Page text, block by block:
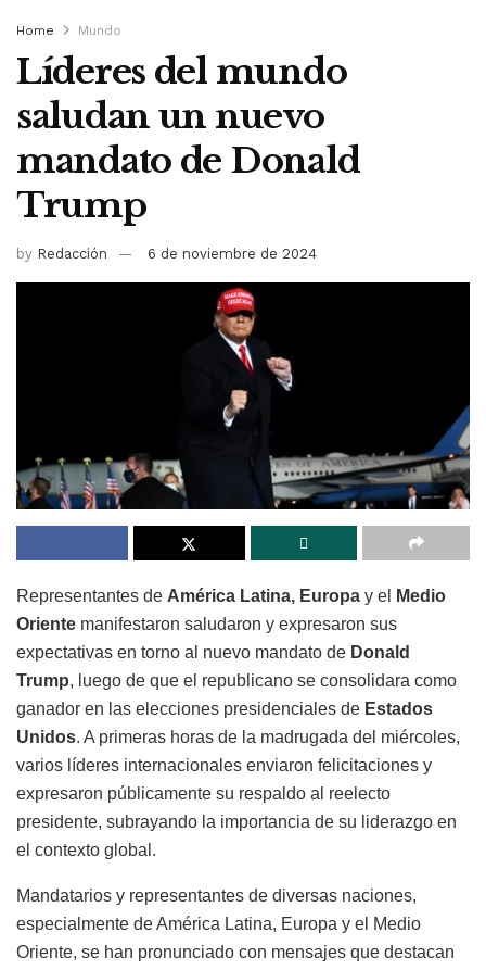
Home Mundo
Líderes del mundo
saludan un nuevo
mandato de Donald
Trump
by Redacción 6 de noviembre de 2024
Representantes de América Latina, Europa y el
Medio
Oriente manifestaron saludaron y expresaron sus
expectativas en torno al nuevo mandato de Donald
Trump, luego de que el republicano se consolidara como
ganador en las elecciones presidenciales de Estados
Unidos. A primeras horas de la madrugada del miércoles,
varios líderes internacionales enviaron felicitaciones y
expresaron públicamente su respaldo al reelecto
presidente, subrayando la importancia de su liderazgo en
el contexto global.
Mandatarios y representantes de diversas naciones,
especialmente de América Latina, Europa y el Medio
Oriente, se han pronunciado con mensajes que destacan